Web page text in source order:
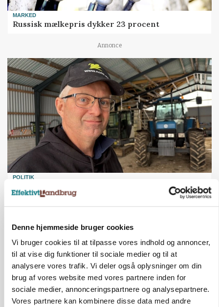
Denne hjemmeside bruger cookies
Vi bruger cookies til at tilpasse vores indhold og annoncer,
til at vise dig funktioner til sociale medier og til at
analysere vores trafik. Vi deler også oplysninger om din
brug af vores website med vores partnere inden for
sociale medier, annonceringspartnere og analysepartnere.
Vores partnere kan kombinere disse data med andre
MARKED
Russisk mælkepris dykker 23 procent
Annonce
POLITIK
protestgruppe vil demonstrere mod ny
gødskningslov
Annonce
POLITIK
Folketinget behandler ny gødskningslov: Sådan
kan den ændre din bedrift fra 2027
Annonce
Loading...